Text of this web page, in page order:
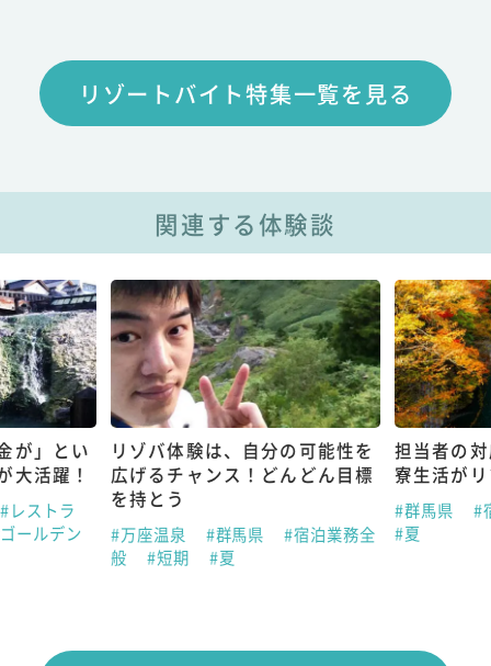
リゾートバイト特集一覧を見る
関連する体験談
が」とい
大活躍！
#レストラ
ールデン
リゾバ体験は、自分の可能性を
広げるチャンス！どんどん目標
を持とう
#万座温泉 #群馬県
#宿泊業務全
般
#短期 #夏
担当者の
寮生活が
#群馬県
#
#夏